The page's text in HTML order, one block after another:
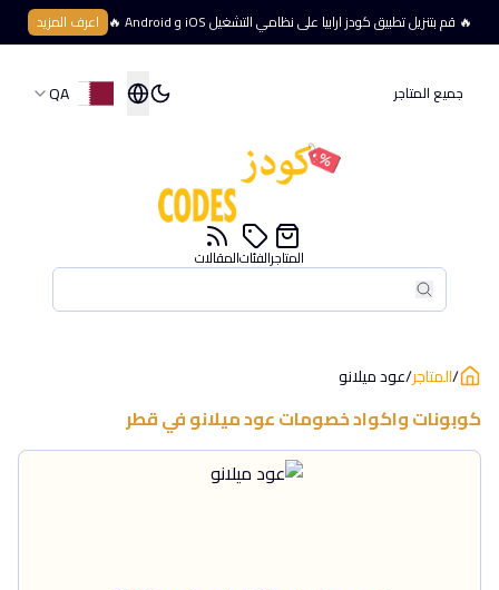
🔥 قم بتنزيل تطبيق كودز ارابيا على نظامي التشغيل iOS و Android 🔥 اعرف المزيد
جميع المتاجر QA
بحث
بحث
المتاجرالفئاتالمقالات
/المتاجر/عود ميلانو
كوبونات واكواد خصوماتعود ميلانوفيقطر